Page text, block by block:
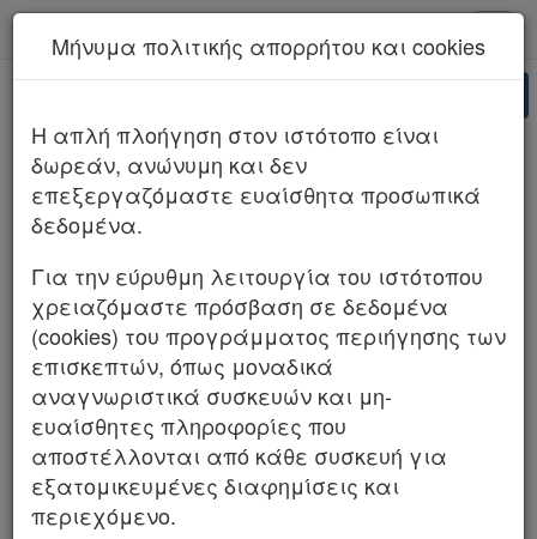
Νέα υπηρεσία Kodiko Assistant.Περισσότερα
ΣΤΕ 2048/2025 (ΤΜΗΜΑ Β)
Λ.Κ.(m)
Μήνυμα πολιτικής απορρήτου και cookies
H απλή πλοήγηση στον ιστότοπο είναι
δωρεάν, ανώνυμη και δεν
επεξεργαζόμαστε ευαίσθητα προσωπικά
δεδομένα.
Για την εύρυθμη λειτουργία του ιστότοπου
χρειαζόμαστε πρόσβαση σε δεδομένα
(cookies) του προγράμματος περιήγησης των
επισκεπτών, όπως μοναδικά
αναγνωριστικά συσκευών και μη-
ευαίσθητες πληροφορίες που
αποστέλλονται από κάθε συσκευή για
εξατομικευμένες διαφημίσεις και
περιεχόμενο.